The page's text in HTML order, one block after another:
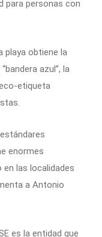
para personas con
playa obtiene la
azul”, la
etiqueta
enormes
las localidades
a Antonio
es la entidad que